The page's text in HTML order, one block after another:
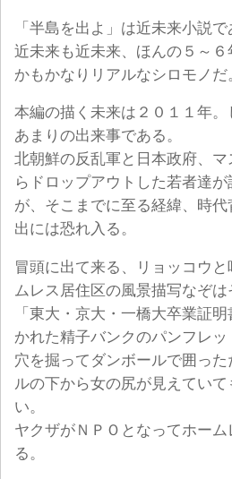
「半島を出よ」は近未来小説で
近未来も近未来、ほんの５～
かもかなりリアルなシロモノだ
本編の描く未来は２０１１年
あまりの出来事である。
北朝鮮の反乱軍と日本政府、
らドロップアウトした若者達
が、そこまでに至る経緯、時
出には恐れ入る。
冒頭に出て来る、リョッコウ
ムレス居住区の風景描写なぞは
「東大・京大・一橋大卒業証
かれた精子バンクのパンフレッ
穴を掘ってダンボールで囲っ
ルの下から女の尻が見えてい
い。
ヤクザがＮＰＯとなってホー
る。